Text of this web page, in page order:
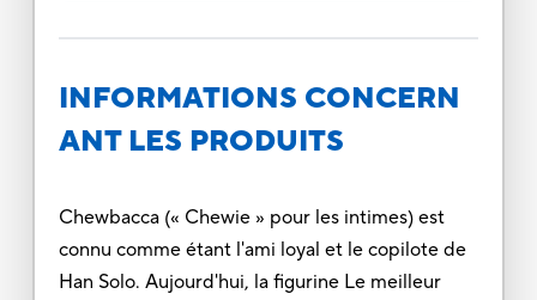
INFORMATIONS CONCERN
ANT LES PRODUITS
Chewbacca (« Chewie » pour les intimes) est
connu comme étant l'ami loyal et le copilote de
Han Solo. Aujourd'hui, la figurine Le meilleur